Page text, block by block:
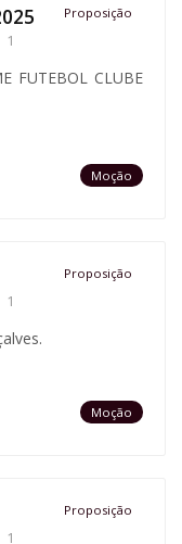
Proposição
1
FUTEBOL CLUBE
Moção
Proposição
1
Moção
Proposição
1